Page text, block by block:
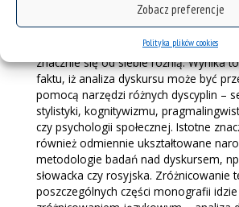
Zobacz preferencje
Polityka plików cookies
współczesnych badań na dyskursem
perspektywy lingwistycznej. Choć
są językoznawcami, to jednak
znacznie się od siebie różnią. Wynika
faktu, iż analiza dyskursu może być
pomocą narzędzi różnych dyscyplin –
stylistyki, kognitywizmu,
czy psychologii społecznej. Istotne
również odmiennie ukształtowane
metodologie badań nad dyskursem,
słowacka czy rosyjska. Zróżnicowanie
poszczególnych części monografii